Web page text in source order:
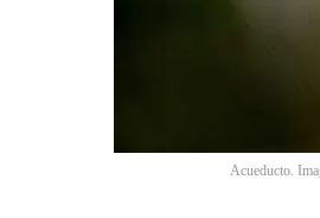
Acueducto.